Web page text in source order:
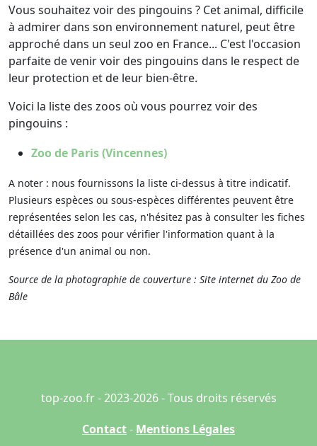
Vous souhaitez voir des pingouins ? Cet animal, difficile
à admirer dans son environnement naturel, peut être
approché dans un seul zoo en France... C'est l'occasion
parfaite de venir voir des pingouins dans le respect de
leur protection et de leur bien-être.
Voici la liste des zoos où vous pourrez voir des
pingouins :
Zoo de Paris (Vincennes)
A noter : nous fournissons la liste ci-dessus à titre indicatif.
Plusieurs espèces ou sous-espèces différentes peuvent être
représentées selon les cas, n'hésitez pas à consulter les fiches
détaillées des zoos pour vérifier l'information quant à la
présence d'un animal ou non.
Source de la photographie de couverture : Site internet du Zoo de
Bâle
top-zoo.fr - 2023-2026 - Tous droits réservés
Contact- Mentions Légales